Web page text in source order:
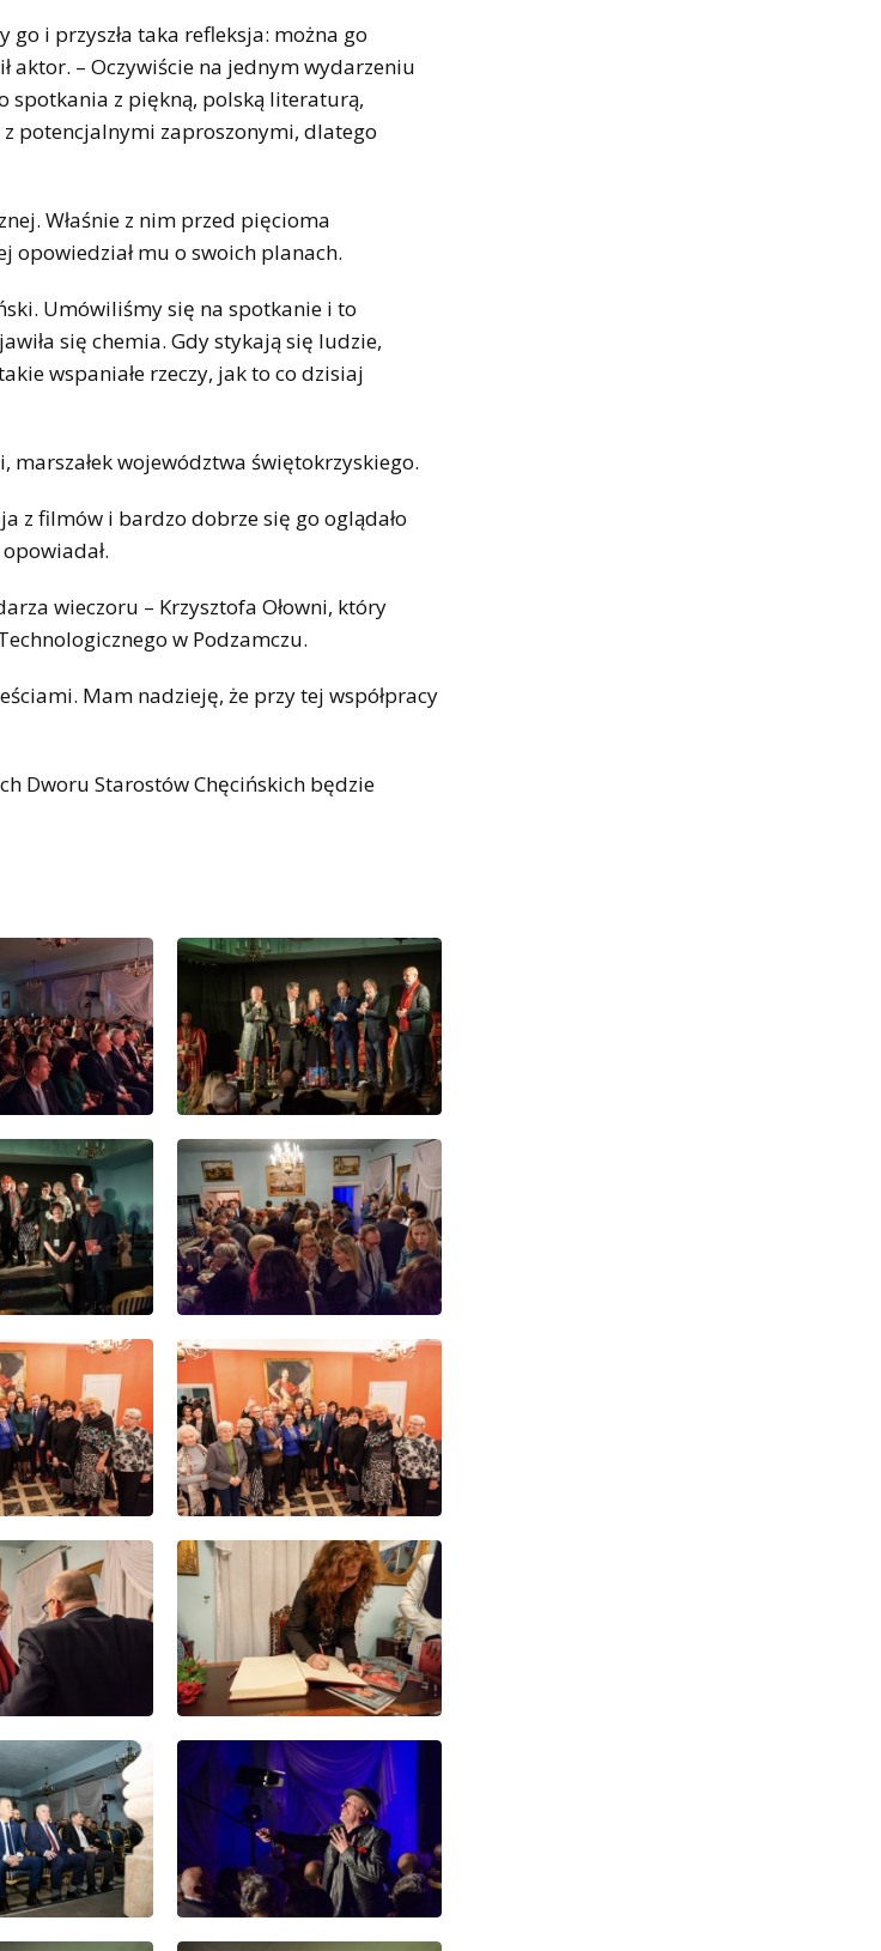
i przyszła taka refleksja: można go
aktor. – Oczywiście na jednym wydarzeniu
spotkania z piękną, polską literaturą,
potencjalnymi zaproszonymi, dlatego
Właśnie z nim przed pięcioma
opowiedział mu o swoich planach.
Umówiliśmy się na spotkanie i to
się chemia. Gdy stykają się ludzie,
wspaniałe rzeczy, jak to co dzisiaj
województwa świętokrzyskiego.
z filmów i bardzo dobrze się go oglądało
wieczoru – Krzysztofa Ołowni, który
w Podzamczu.
Mam nadzieję, że przy tej współpracy
Dworu Starostów Chęcińskich będzie